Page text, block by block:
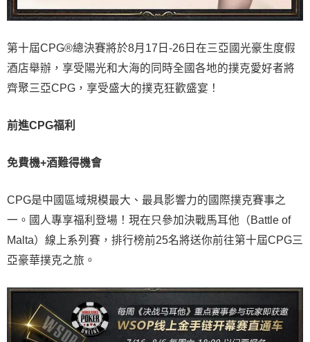
第十屆CPG®總決賽將於8月17日-26日在三亞國光豪生度假
酒店舉辦，享受陽光和大海的同時全國各地的撲克愛好者將
齊聚三亞CPG，享受盛大的撲克狂歡盛宴！
前進CPG福利
免費機+酒難得機會
CPG是中國區域規模最大、最具影響力的國際撲克賽事之
一。國人專享福利登場！現在只參加決戰馬耳他（Battle of
Malta）線上系列賽，排行榜前25名將送你前往第十屆CPG三
亞豪華撲克之旅。